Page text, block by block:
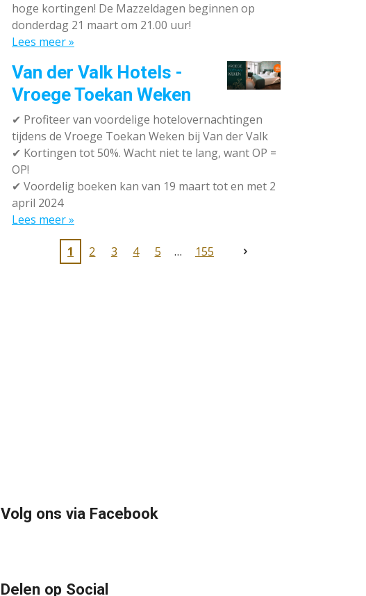
hoge kortingen! De Mazzeldagen beginnen op
donderdag 21 maart om 21.00 uur!
Lees meer »
Van der Valk Hotels -
Vroege Toekan Weken
✔ Profiteer van voordelige hotelovernachtingen
tijdens de Vroege Toekan Weken bij Van der Valk
✔ Kortingen tot 50%. Wacht niet te lang, want OP =
OP!
✔ Voordelig boeken kan van 19 maart tot en met 2
april 2024
Lees meer »
1 2 3 4 5 155
Volg ons via Facebook
Delen op Social